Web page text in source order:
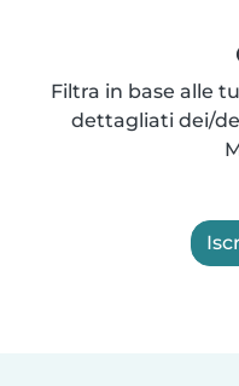
Filtra in base alle
dettagliati dei/